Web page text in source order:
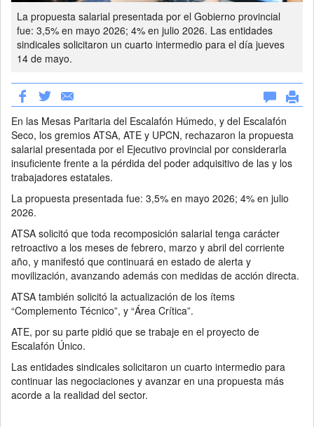
La propuesta salarial presentada por el Gobierno provincial
fue: 3,5% en mayo 2026; 4% en julio 2026. Las entidades
sindicales solicitaron un cuarto intermedio para el día jueves
14 de mayo.
En las Mesas Paritaria del Escalafón Húmedo, y del Escalafón
Seco, los gremios ATSA, ATE y UPCN, rechazaron la propuesta
salarial presentada por el Ejecutivo provincial por considerarla
insuficiente frente a la pérdida del poder adquisitivo de las y los
trabajadores estatales.
La propuesta presentada fue: 3,5% en mayo 2026; 4% en julio
2026.
ATSA solicitó que toda recomposición salarial tenga carácter
retroactivo a los meses de febrero, marzo y abril del corriente
año, y manifestó que continuará en estado de alerta y
movilización, avanzando además con medidas de acción directa.
ATSA también solicitó la actualización de los ítems
“Complemento Técnico”, y “Área Crítica”.
ATE, por su parte pidió que se trabaje en el proyecto de
Escalafón Único.
Las entidades sindicales solicitaron un cuarto intermedio para
continuar las negociaciones y avanzar en una propuesta más
acorde a la realidad del sector.